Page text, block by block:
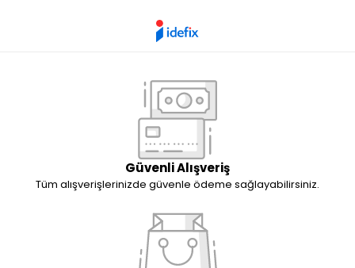
Güvenli Alışveriş
Tüm alışverişlerinizde güvenle ödeme sağlayabilirsiniz.